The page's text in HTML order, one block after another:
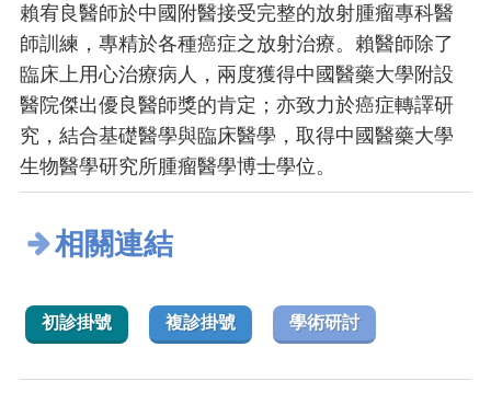
賴宥良醫師於中國附醫接受完整的放射腫瘤專科醫
師訓練，專精於各種癌症之放射治療。賴醫師除了
臨床上用心治療病人，兩度獲得中國醫藥大學附設
醫院傑出優良醫師獎的肯定；亦致力於癌症轉譯研
究，結合基礎醫學與臨床醫學，取得中國醫藥大學
生物醫學研究所腫瘤醫學博士學位。
相關連結
初診掛號 複診掛號 學術研討